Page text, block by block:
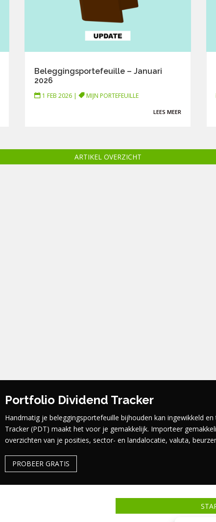
Beleggingsportefeuille – Januari
2026
1 FEB 2026| MIJN PORTEFEUILLE
LEES MEER
ARTIKEL OVERZICHT
Portfolio Dividend Tracker
Handmatig je beleggingsportefeuille bijhouden kan ingewikkeld
Tracker (PDT) maakt het voor je gemakkelijk. Importeer
overzichten van je posities, sector- en landalocatie, valuta,
PROBEER GRATIS